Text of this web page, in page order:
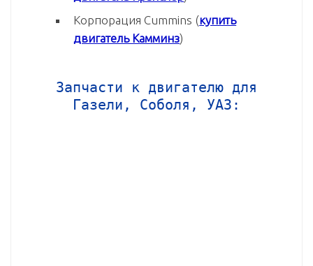
Корпорация Cummins (купить
двигатель Камминз)
Запчасти к двигателю для
Газели, Соболя, УАЗ: